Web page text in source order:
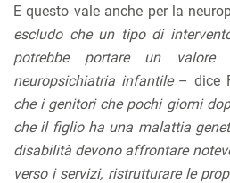
E questo vale anche per la
escludo che un tipo di
potrebbe portare un valore
neuropsichiatria infantile– dice
che i genitori che pochi giorni
che il figlio ha una malattia
disabilità devono affrontare
verso i servizi, ristrutturare le